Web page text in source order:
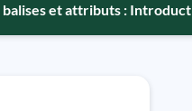
et attributs :